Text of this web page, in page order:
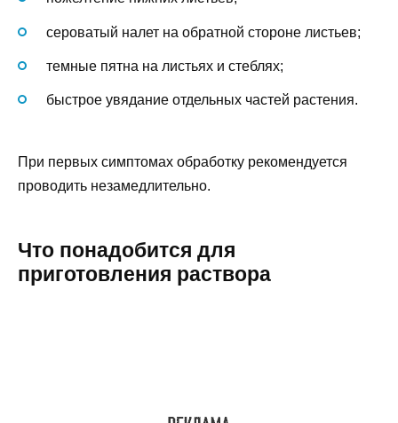
сероватый налет на обратной стороне листьев;
темные пятна на листьях и стеблях;
быстрое увядание отдельных частей растения.
При первых симптомах обработку рекомендуется
проводить незамедлительно.
Что понадобится для
приготовления раствора